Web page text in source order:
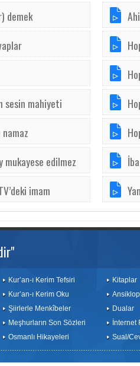
demek
sesin mahiyeti
namaz
mukayese edilmez
imam
Kur’an-ı Kerim Tefsiri
Kur’an-ı Kerim Oku
Şiirlerle Menkîbeler
Meşhurların Son Sözleri
Osmanlı Hikayeleri
Kitaplar
Dualar
İnternet
Sual/